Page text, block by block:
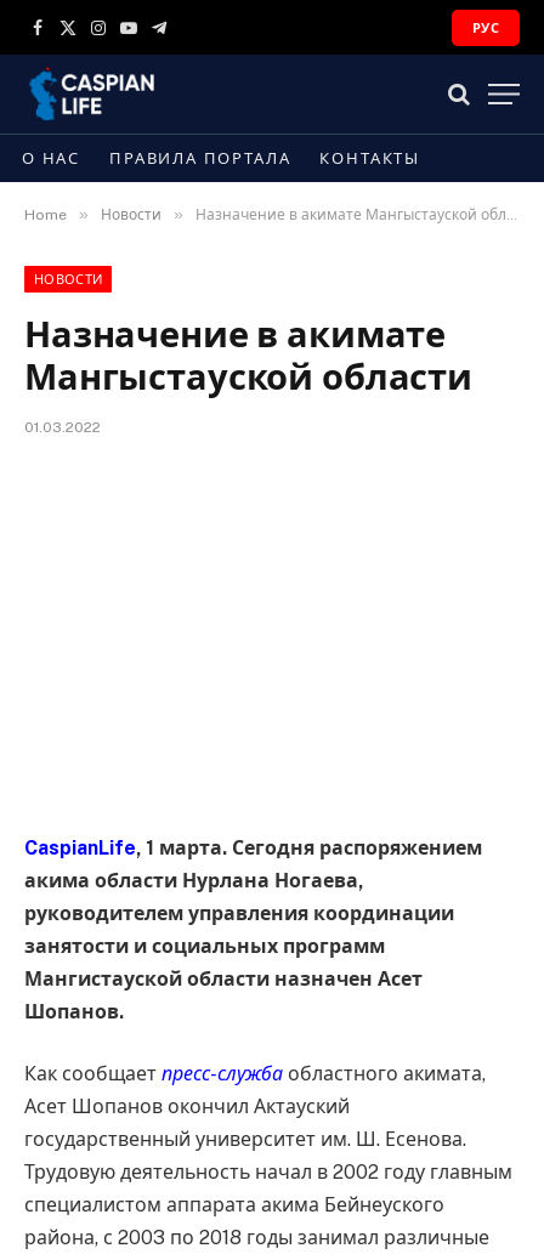
Facebook
X
Instagram
YouTubeTelegram
РУС
О НАС ПРАВИЛА ПОРТАЛА КОНТАКТЫ
Home » Новости » Назначение в акимате Мангыстауской области
НОВОСТИ
Назначение в акимате
Мангыстауской области
01.03.2022
CaspianLife, 1 марта. Сегодня распоряжением
акима области Нурлана Ногаева,
руководителем управления координации
занятости и социальных программ
Мангистауской области назначен Асет
Шопанов.
Как сообщает пресс-служба областного акимата,
Асет Шопанов окончил Актауский
государственный университет им. Ш. Есенова.
Трудовую деятельность начал в 2002 году главным
специалистом аппарата акима Бейнеуского
района, с 2003 по 2018 годы занимал различные